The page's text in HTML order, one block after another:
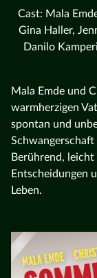
Cast: Mala
Gina Haller,
Danilo
Mala Emde und
warmherzigen
spontan und
Berührend,
Entscheidungen
Leben.